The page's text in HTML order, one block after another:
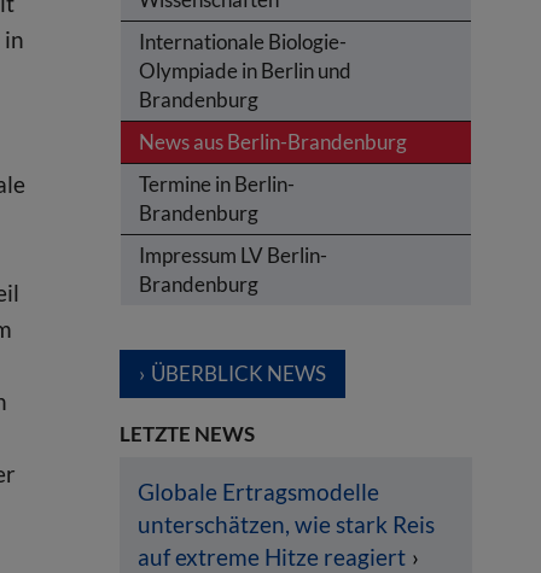
in
Internationale Biologie-
Olympiade in Berlin und
Brandenburg
News aus Berlin-Brandenburg
Termine in Berlin-
Brandenburg
Impressum LV Berlin-
Brandenburg
ÜBERBLICK NEWS
LETZTE NEWS
Globale Ertragsmodelle
unterschätzen, wie stark Reis
auf extreme Hitze reagiert